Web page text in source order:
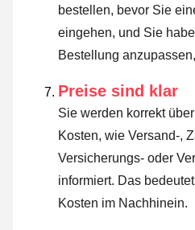
bestellen, bevor Sie
eingehen, und Sie
Bestellung
Preise sind klar
Sie werden korrekt
Kosten, wie Versand-,
Versicherungs- oder
informiert. Das
Kosten im Nachhinein.